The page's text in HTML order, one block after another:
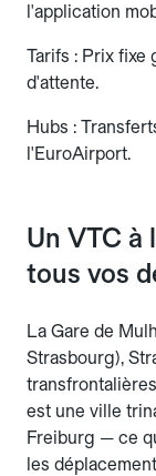
l'application
Tarifs : Prix fixe
d'attente.
Hubs :
l'EuroAirport.
Un VTC à
tous vos
La Gare de
Strasbourg),
est une ville
Freiburg — ce
les